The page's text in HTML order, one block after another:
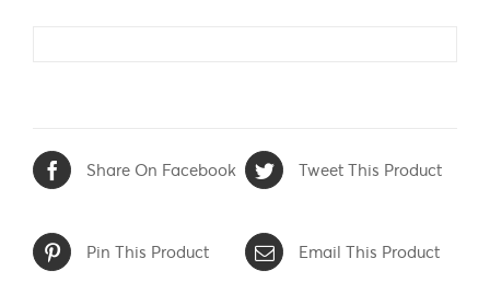
Share On Facebook Tweet This Product
Pin This Product Email This Product